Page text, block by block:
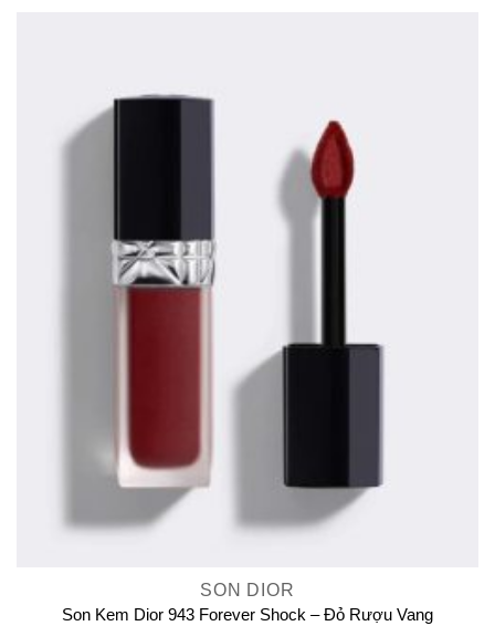
SON DIOR
Son Kem Dior 943 Forever Shock – Đỏ Rượu Vang